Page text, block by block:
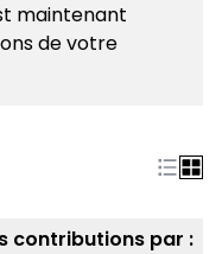
maintenant
de votre
contributions par :